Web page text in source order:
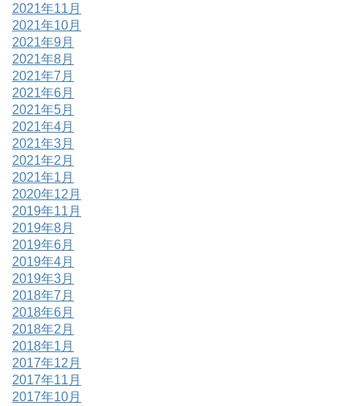
2021年11月
2021年10月
2021年9月
2021年8月
2021年7月
2021年6月
2021年5月
2021年4月
2021年3月
2021年2月
2021年1月
2020年12月
2019年11月
2019年8月
2019年6月
2019年4月
2019年3月
2018年7月
2018年6月
2018年2月
2018年1月
2017年12月
2017年11月
2017年10月